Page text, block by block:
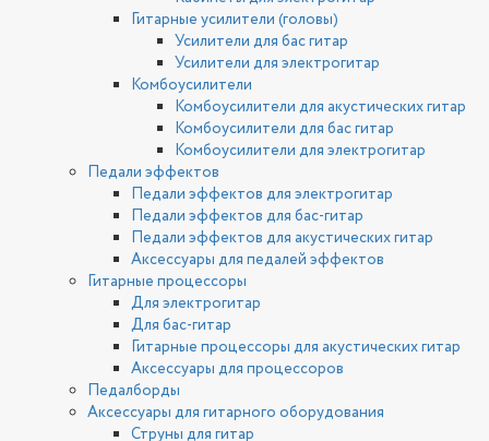
Гитарные усилители (головы)
Усилители для бас гитар
Усилители для электрогитар
Комбоусилители
Комбоусилители для акустических гитар
Комбоусилители для бас гитар
Комбоусилители для электрогитар
Педали эффектов
Педали эффектов для электрогитар
Педали эффектов для бас-гитар
Педали эффектов для акустических гитар
Аксессуары для педалей эффектов
Гитарные процессоры
Для электрогитар
Для бас-гитар
Гитарные процессоры для акустических гитар
Аксессуары для процессоров
Педалборды
Аксессуары для гитарного оборудования
Струны для гитар